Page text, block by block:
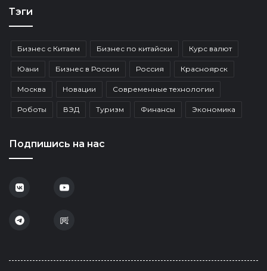
Тэги
Бизнес с Китаем Бизнес по китайски Курс валют
Юани Бизнес в России Россия Красноярск
Москва Новации Современные технологии
Роботы ВЭД Туризм Финансы Экономика
Подпишись на нас